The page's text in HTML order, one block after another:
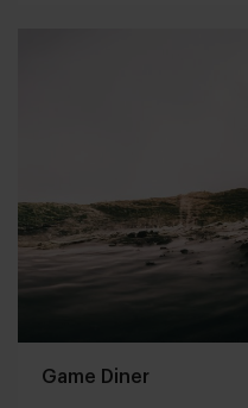
Game Diner